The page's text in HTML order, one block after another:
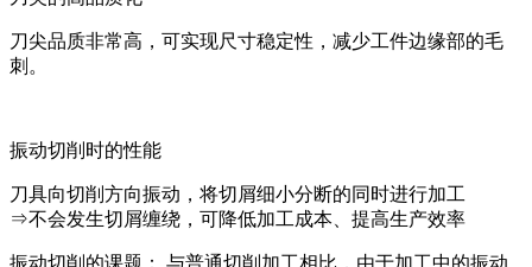
刀尖品质非常高，可实现尺寸稳定性，减少工件边缘部的毛
刺。
振动切削时的性能
刀具向切削方向振动，将切屑细小分断的同时进行加工
⇒不会发生切屑缠绕，可降低加工成本、提高生产效率